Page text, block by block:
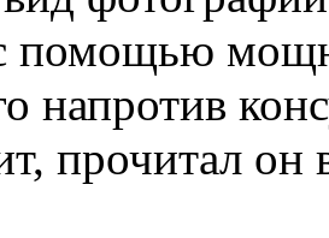
помощью
напротив
прочитал он